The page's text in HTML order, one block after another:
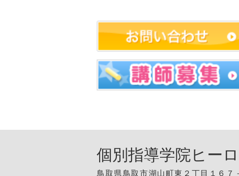
個別指導学院ヒー
鳥取県鳥取市湖山町東２丁目１６